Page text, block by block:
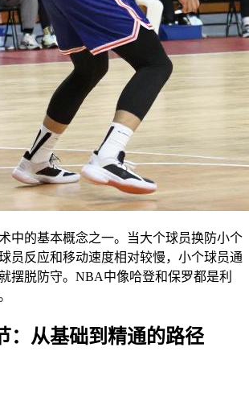
中的基本概念之一。当大个球员换防小个
员反应和移动速度相对较慢，小个球员通
摆脱防守。NBA中像哈登和保罗都是利
：从基础到精通的路径